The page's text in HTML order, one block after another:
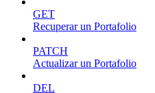
GET
Recuperar un Portafolio
PATCH
Actualizar un Portafolio
DEL